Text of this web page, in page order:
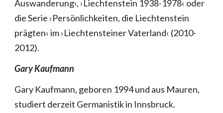
Auswanderung‹, ›Liechtenstein 1938-1978‹ oder
die Serie ›Persönlichkeiten, die Liechtenstein
prägten‹ im ›Liechtensteiner Vaterland‹ (2010-
2012).
Gary Kaufmann
Gary Kaufmann, geboren 1994 und aus Mauren,
studiert derzeit Germanistik in Innsbruck.